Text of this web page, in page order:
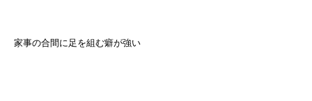
家事の合間に足を組む癖が強い